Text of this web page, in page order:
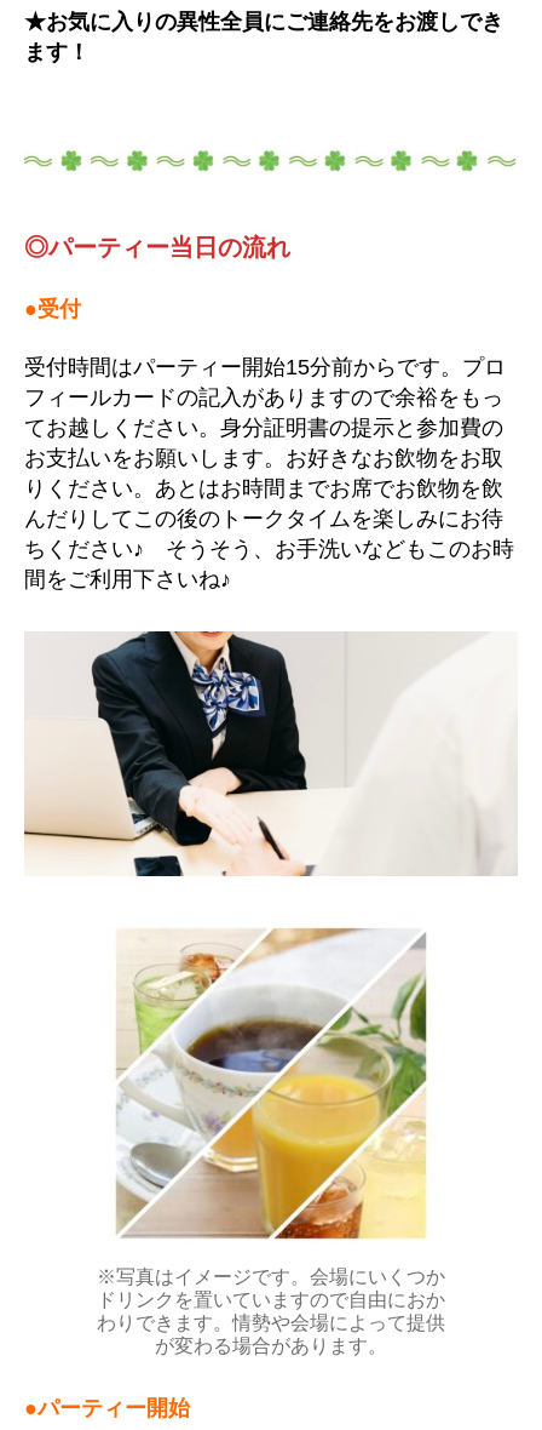
★お気に入りの異性全員にご連絡先をお渡しでき
ます！
◎パーティー当日の流れ
●受付
受付時間はパーティー開始15分前からです。プロ
フィールカードの記入がありますので余裕をもっ
てお越しください。身分証明書の提示と参加費の
お支払いをお願いします。お好きなお飲物をお取
りください。あとはお時間までお席でお飲物を飲
んだりしてこの後のトークタイムを楽しみにお待
ちください♪ そうそう、お手洗いなどもこのお時
間をご利用下さいね♪
※写真はイメージです。会場にいくつか
ドリンクを置いていますので自由におか
わりできます。情勢や会場によって提供
が変わる場合があります。
●パーティー開始